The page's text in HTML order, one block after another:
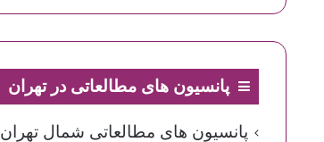
پانسیون های مطالعاتی در تهران
پانسیون های مطالعاتی شمال تهران